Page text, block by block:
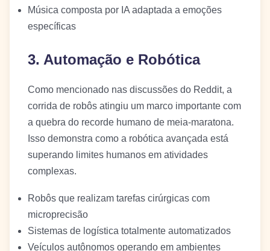
Música composta por IA adaptada a emoções
específicas
3. Automação e Robótica
Como mencionado nas discussões do Reddit, a
corrida de robôs atingiu um marco importante com
a quebra do recorde humano de meia-maratona.
Isso demonstra como a robótica avançada está
superando limites humanos em atividades
complexas.
Robôs que realizam tarefas cirúrgicas com
microprecisão
Sistemas de logística totalmente automatizados
Veículos autônomos operando em ambientes